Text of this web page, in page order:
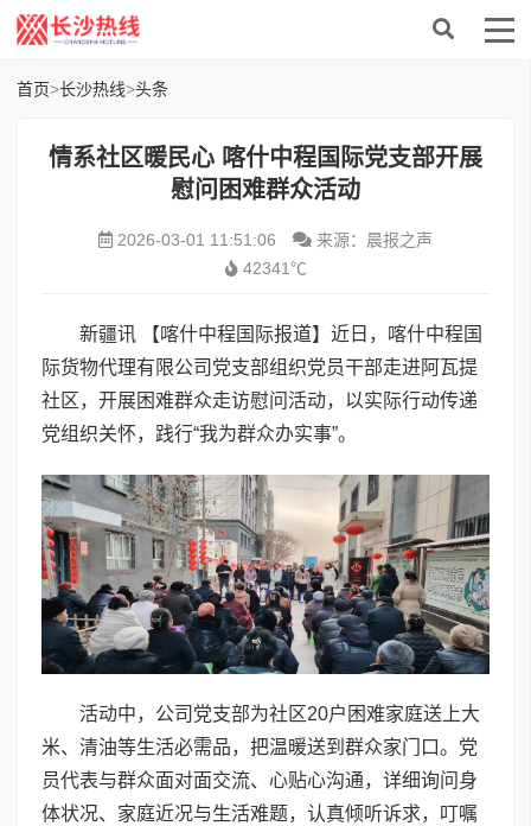
首页>长沙热线>头条
情系社区暖民心 喀什中程国际党支部开展
慰问困难群众活动
2026-03-01 11:51:06
来源：晨报之声
42341℃
新疆讯 【喀什中程国际报道】近日，喀什中程国
际货物代理有限公司党支部组织党员干部走进阿瓦提
社区，开展困难群众走访慰问活动，以实际行动传递
党组织关怀，践行“我为群众办实事”。
活动中，公司党支部为社区20户困难家庭送上大
米、清油等生活必需品，把温暖送到群众家门口。党
员代表与群众面对面交流、心贴心沟通，详细询问身
体状况、家庭近况与生活难题，认真倾听诉求，叮嘱